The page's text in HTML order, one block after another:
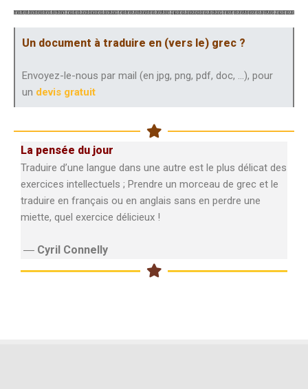
Un document à traduire en (vers le) grec ?
Envoyez-le-nous par mail (en jpg, png, pdf, doc, …), pour
un devis gratuit
La pensée du jour
Traduire d’une langue dans une autre est le plus délicat des
exercices intellectuels ; Prendre un morceau de grec et le
traduire en français ou en anglais sans en perdre une
miette, quel exercice délicieux !
― Cyril Connelly